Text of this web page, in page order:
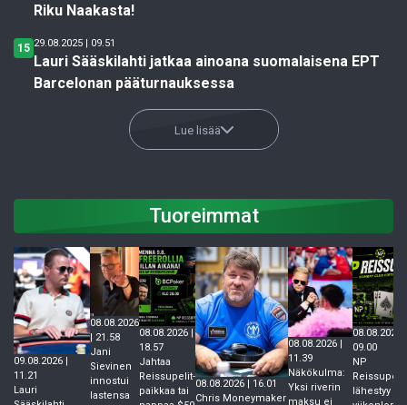
Riku Naakasta!
15 29.08.2025 | 09.51
Lauri Sääskilahti jatkaa ainoana suomalaisena EPT
Barcelonan pääturnauksessa
Lue lisää
Tuoreimmat
09.08.2026 |
11.21
Lauri
08.08.2026
| 21.58
Jani
Sievinen
innostui
lastensa
08.08.2026 |
18.57
Jahtaa
Reissupelit-
paikkaa tai
08.08.2026 | 16.01
Chris Moneymaker
08.08.2026 |
11.39
Näkökulma:
Yksi riverin
maksu ei
08.08.2026 |
09.00
NP
Reissupelit
lähestyy –